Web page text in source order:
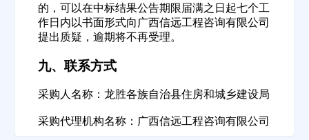
的，可以在中标结果公告期限届满之日起七个工
作日内以书面形式向广西信远工程咨询有限公司
提出质疑，逾期将不再受理。
九、联系方式
采购人名称：龙胜各族自治县住房和城乡建设局
采购代理机构名称：广西信远工程咨询有限公司